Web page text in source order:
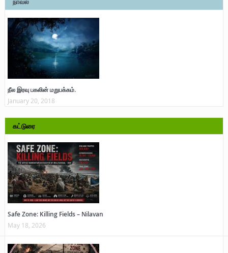
நாவல்
நீல இரவு பகலின் மறுபக்கம்.
January 20, 2018
கட்டுரை
Safe Zone: Killing Fields – Nilavan
May 18, 2026